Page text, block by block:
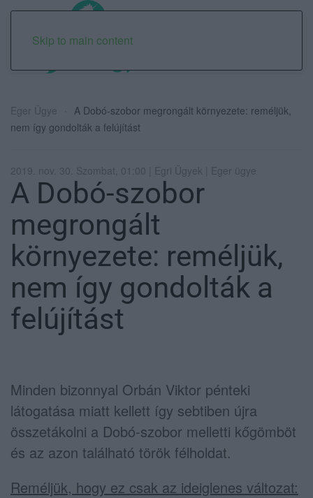
Skip to main content
Eger Ügye
A Dobó-szobor megrongált környezete: reméljük,
nem így gondolták a felújítást
2019. nov. 30. Szombat, 01:00 | Egri Ügyek | Eger ügye
A Dobó-szobor
megrongált
környezete: reméljük,
nem így gondolták a
felújítást
Minden bizonnyal Orbán Viktor pénteki
látogatása miatt kellett így sebtiben újra
összetákolni a Dobó-szobor melletti kőgömböt
és az azon található török félholdat.
Reméljük, hogy ez csak az ideiglenes változat: